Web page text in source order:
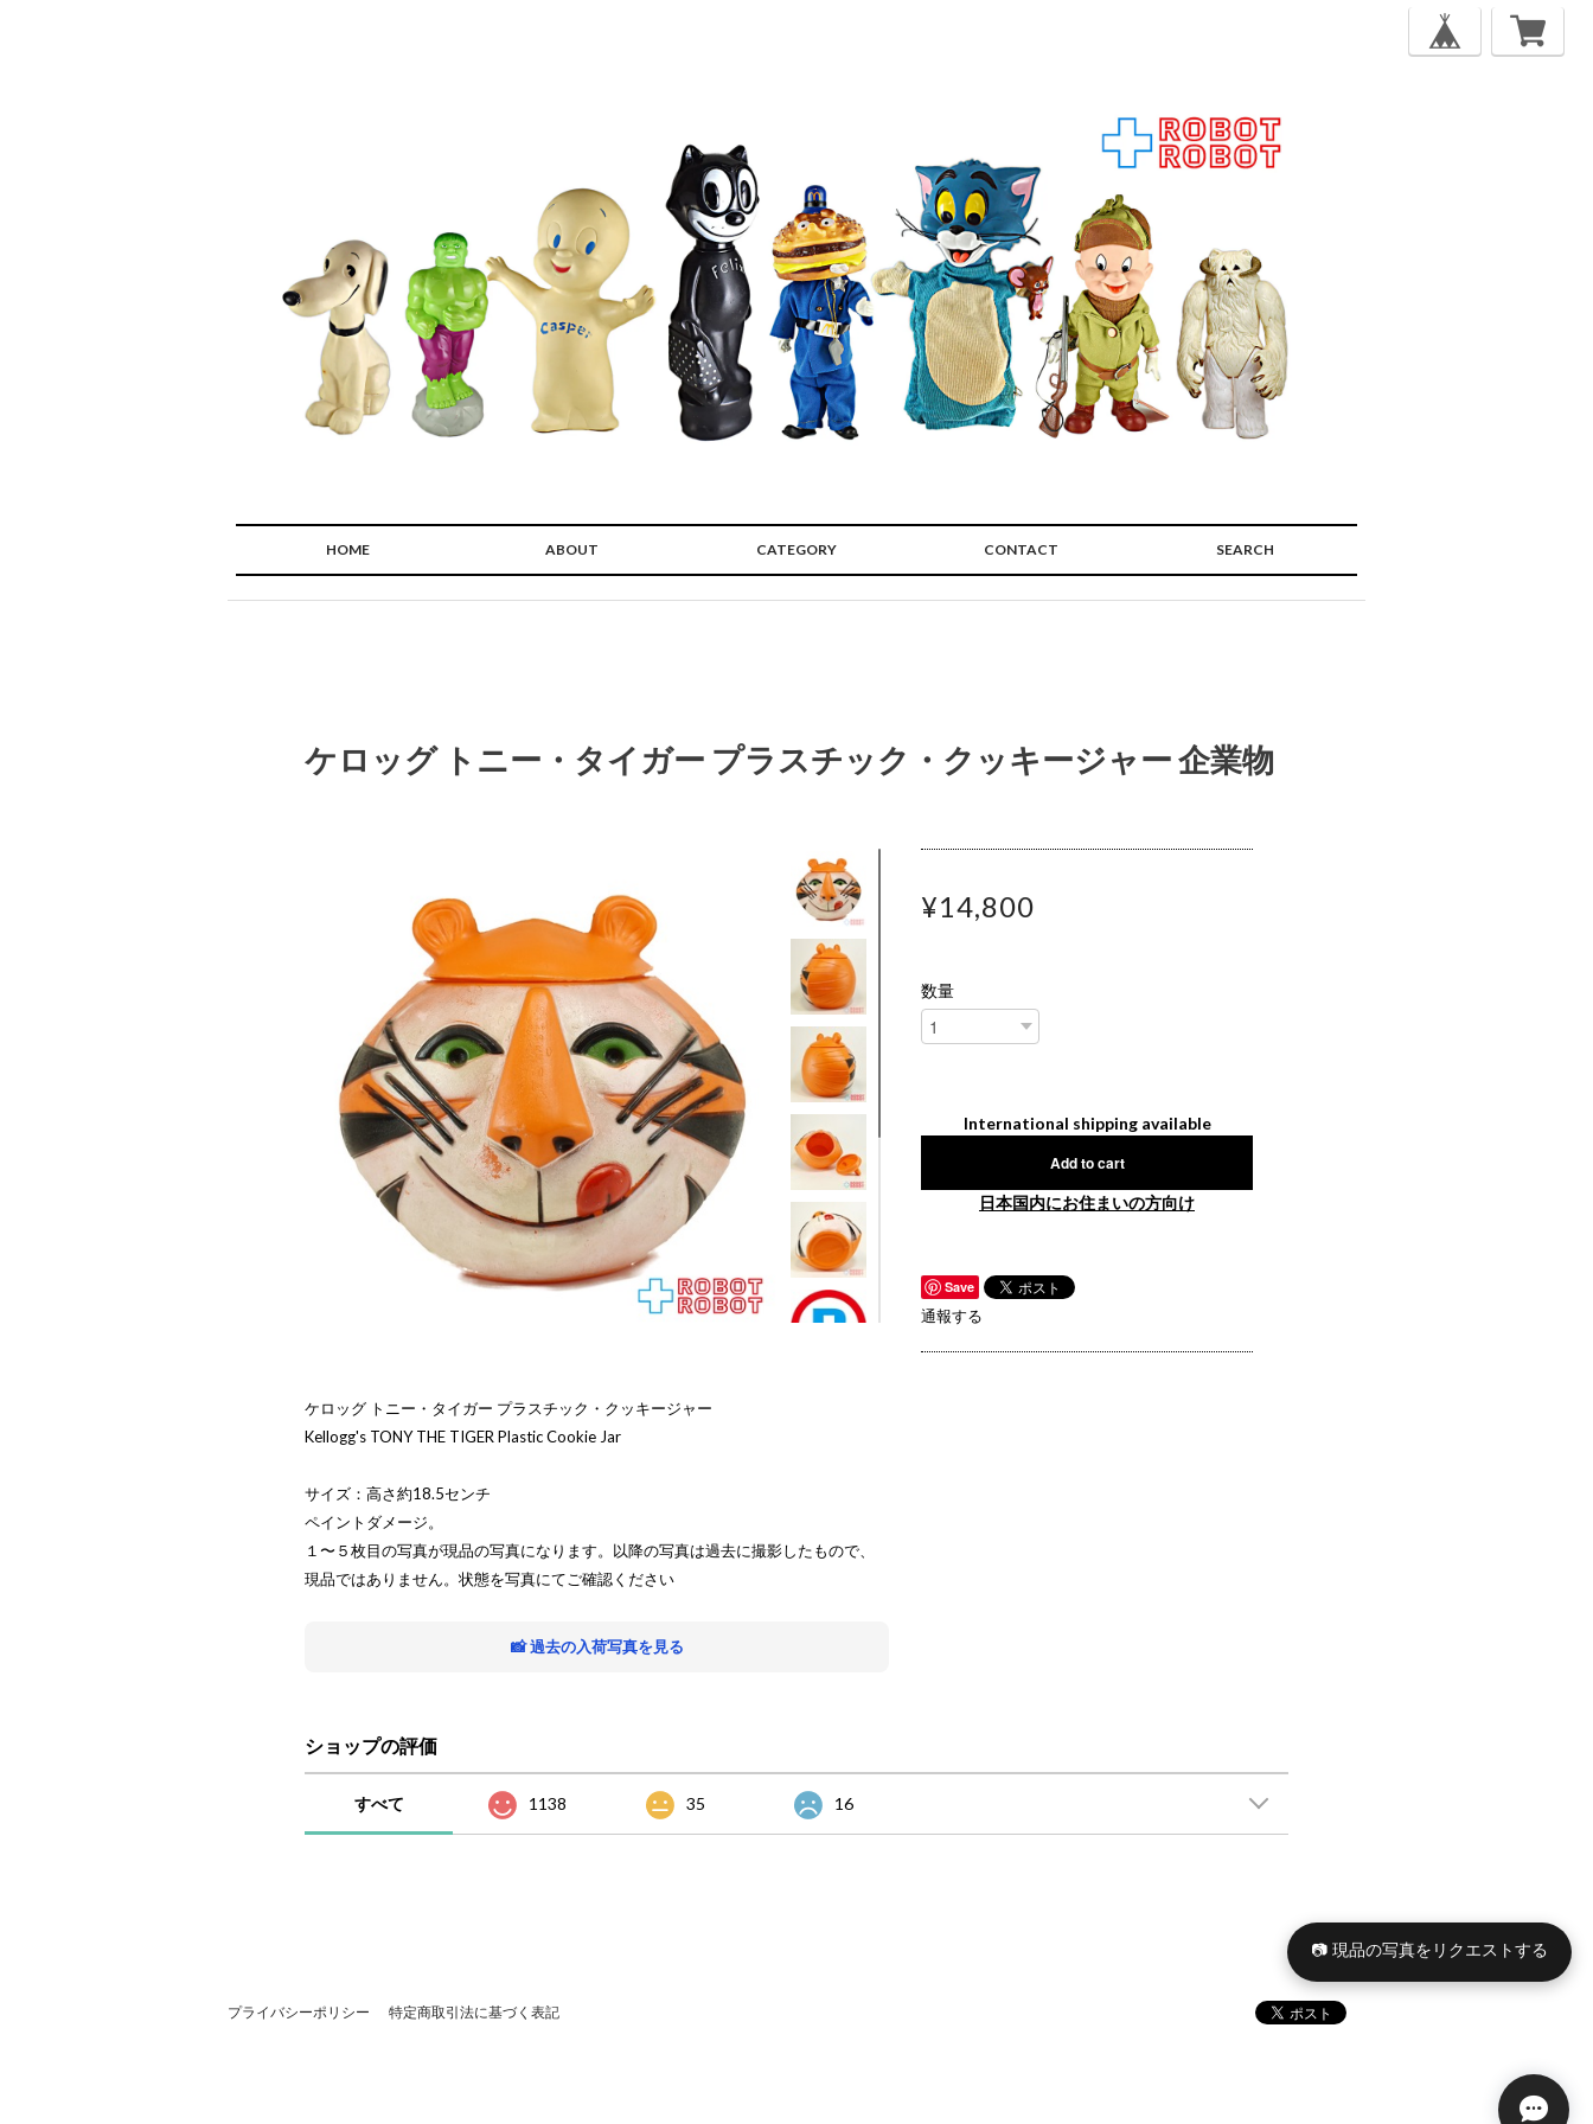
HOME ABOUT CATEGORY CONTACT SEARCH
ケロッグ トニー・タイガー プラスチック・クッキージャー 企業物
ケロッグ トニー・タイガー プラスチック・クッキージャー
Kellogg's TONY THE TIGER Plastic Cookie Jar
サイズ：高さ約18.5センチ
ペイントダメージ。
１〜５枚目の写真が現品の写真になります。以降の写真は過去に撮影したもので、
現品ではありません。状態を写真にてご確認ください
📸 過去の入荷写真を見る
¥14,800
数量
International shipping available
Add to cart
日本国内にお住まいの方向け
Save
通報する
ショップの評価
すべて 1138 35 16
プライバシーポリシー 特定商取引法に基づく表記
📷 現品の写真をリクエストする